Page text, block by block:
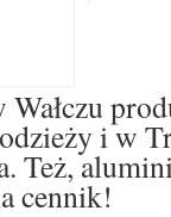
i w
Też,
cennik!